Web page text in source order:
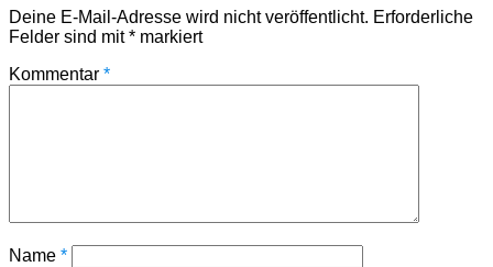
Deine E-Mail-Adresse wird nicht veröffentlicht. Erforderliche
Felder sind mit* markiert
Kommentar *
Name *